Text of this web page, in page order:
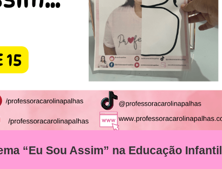
“Eu Sou Assim” na Educação Infantil